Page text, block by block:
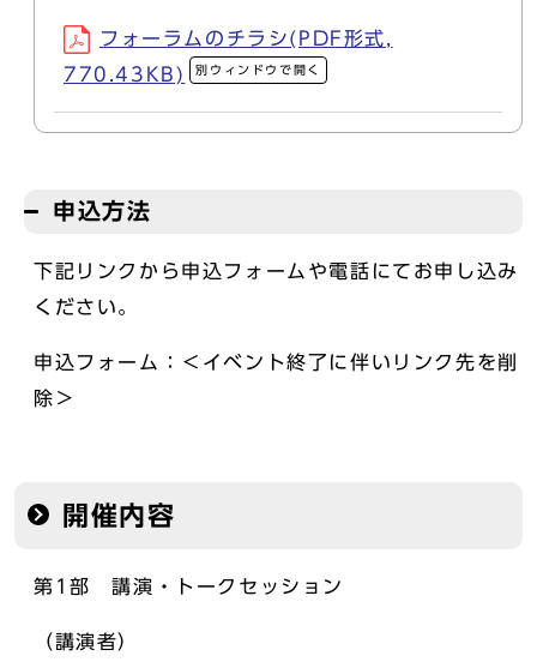
フォーラムのチラシ(PDF形式,
770.43KB)
別ウィンドウで開く
申込方法
下記リンクから申込フォームや電話にてお申し込み
ください。
申込フォーム：＜イベント終了に伴いリンク先を削
除＞
開催内容
第1部 講演・トークセッション
（講演者）